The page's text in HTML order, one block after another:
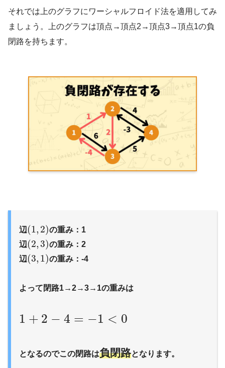
それでは上のグラフにワーシャルフロイド法を適用してみ
ましょう。上のグラフは頂点→頂点2→頂点3→頂点1の負
閉路を持ちます。
辺(1, 2)の重み：1
辺(2, 3)の重み：2
辺(3, 1)の重み：-4
よって閉路1→2→3→1の重みは
1 + 2 − 4 = −1 < 0
となるのでこの閉路は負閉路となります。